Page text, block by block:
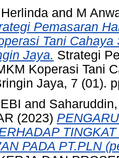
and M
Pemasaran
Tani
Jaya. Strategi
Koperasi Tani
Jaya, 7 (01).
and
(2023)
PADA PT.PLN